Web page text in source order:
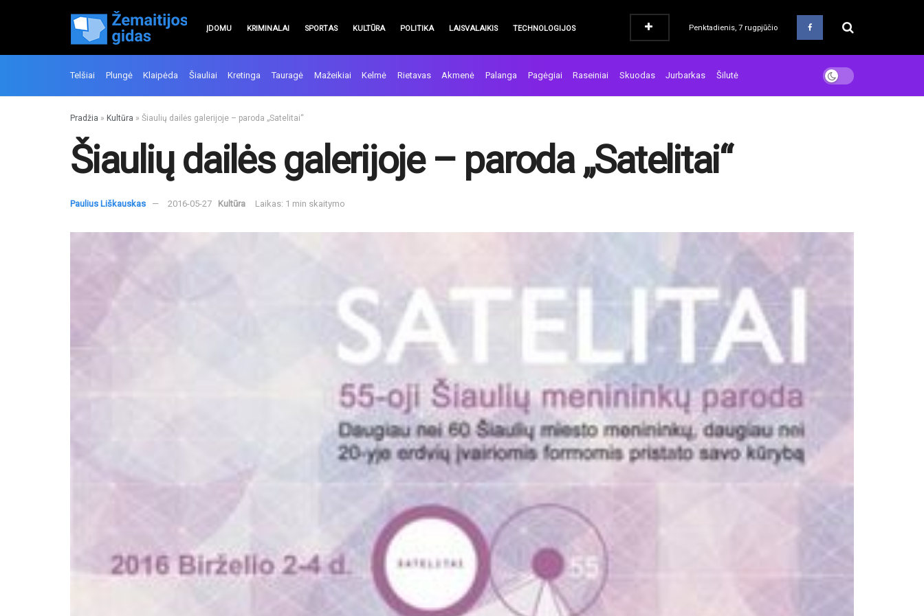
ĮDOMU KRIMINALAI SPORTAS KULTŪRA POLITIKA LAISVALAIKIS TECHNOLOGIJOS Penktadienis, 7 rugpjūčio
Telšiai Plungė Klaipėda Šiauliai Kretinga Tauragė Mažeikiai Kelmė Rietavas Akmenė Palanga Pagėgiai Raseiniai Skuodas Jurbarkas Šilutė
Pradžia » Kultūra » Šiaulių dailės galerijoje – paroda „Satelitai“
Šiaulių dailės galerijoje – paroda „Satelitai“
Paulius Liškauskas 2016-05-27 Kultūra Laikas: 1 min skaitymo